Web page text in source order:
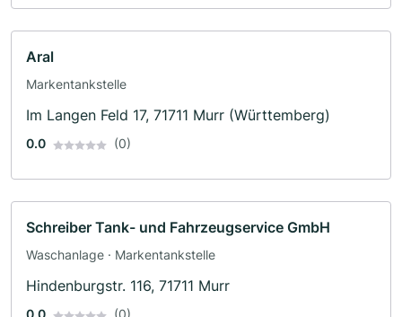
Aral
Markentankstelle
Im Langen Feld 17, 71711 Murr (Württemberg)
0.0 (0)
Schreiber Tank- und Fahrzeugservice GmbH
Waschanlage · Markentankstelle
Hindenburgstr. 116, 71711 Murr